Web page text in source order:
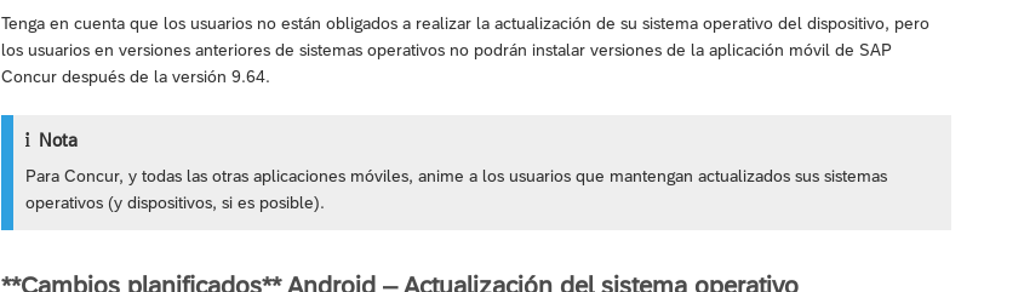
Tenga en cuenta que los usuarios no están obligados a realizar la actualización de su sistema operativo del dispositivo, pero
los usuarios en versiones anteriores de sistemas operativos no podrán instalar versiones de la aplicación móvil de SAP
Concur después de la versión 9.64.
Nota
Para Concur, y todas las otras aplicaciones móviles, anime a los usuarios que mantengan actualizados sus sistemas
operativos (y dispositivos, si es posible).
**Cambios planificados** Android – Actualización del sistema operativo